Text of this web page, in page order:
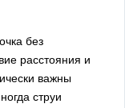
без
расстояния и
важны
струи